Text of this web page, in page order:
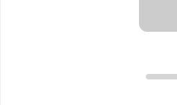
先预览
支持免费
据恢复效